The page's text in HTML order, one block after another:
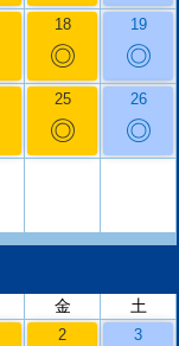
18
◎
19
◎
25
◎
26
◎
金 土
2 3